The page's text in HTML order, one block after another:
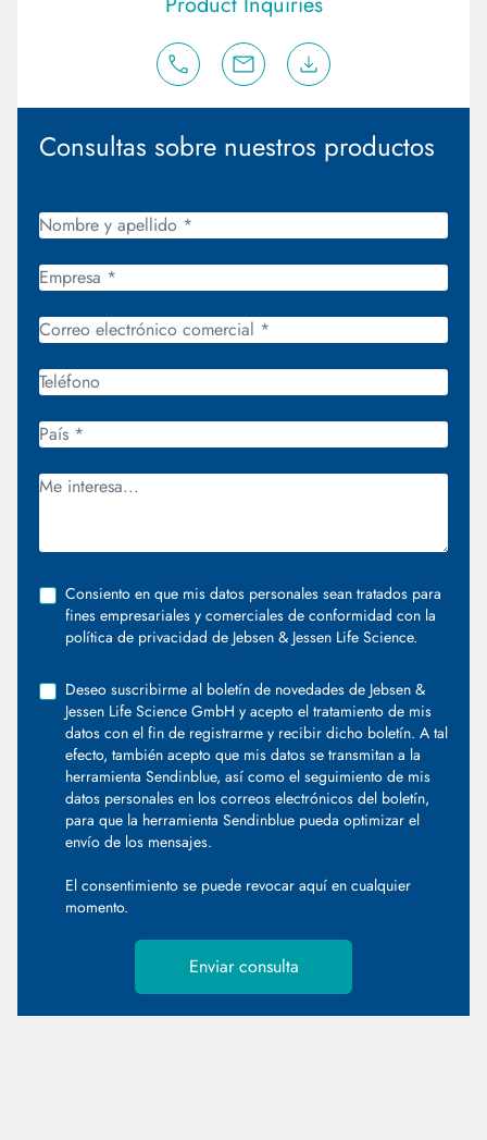
Consultas sobre nuestros productos
Consiento en que mis datos personales sean tratados para
fines empresariales y comerciales de conformidad con la
política de privacidad de Jebsen & Jessen Life Science.
Deseo suscribirme al boletín de novedades de Jebsen &
Jessen Life Science GmbH y acepto el tratamiento de mis
datos con el fin de registrarme y recibir dicho boletín. A tal
efecto, también acepto que mis datos se transmitan a la
herramienta Sendinblue, así como el seguimiento de mis
datos personales en los correos electrónicos del boletín,
para que la herramienta Sendinblue pueda optimizar el
envío de los mensajes.
El consentimiento se puede revocar aquí en cualquier
momento.
Enviar consulta